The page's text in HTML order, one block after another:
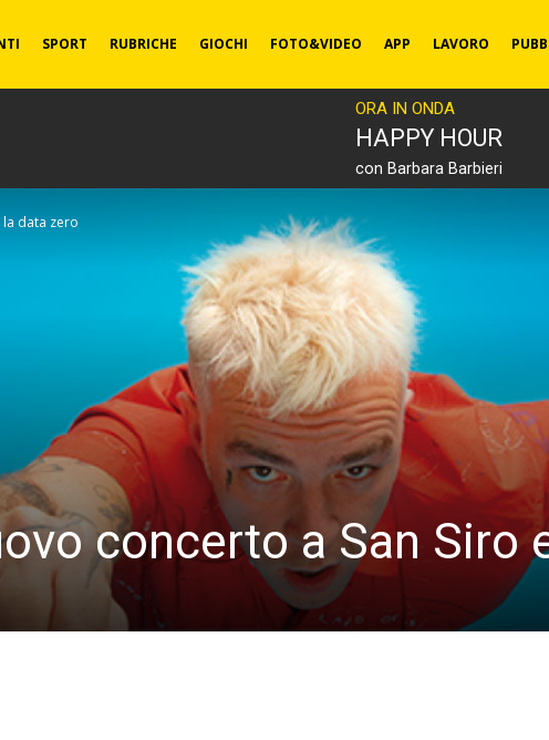
SPORT RUBRICHE GIOCHI FOTO&VIDEO APP LAVORO
ORA IN ONDA
HAPPY HOUR
con Barbara Barbieri
la data zero
concerto a San Siro